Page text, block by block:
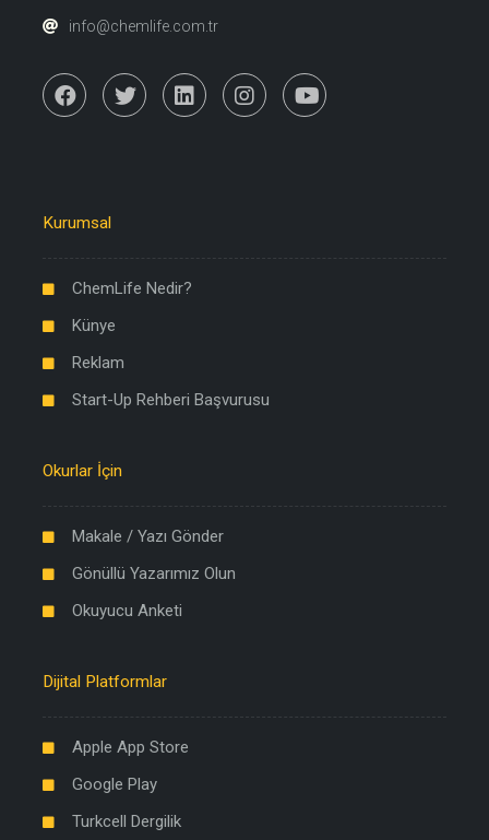
info@chemlife.com.tr
Kurumsal
ChemLife Nedir?
Künye
Reklam
Start-Up Rehberi Başvurusu
Okurlar İçin
Makale / Yazı Gönder
Gönüllü Yazarımız Olun
Okuyucu Anketi
Dijital Platformlar
Apple App Store
Google Play
Turkcell Dergilik